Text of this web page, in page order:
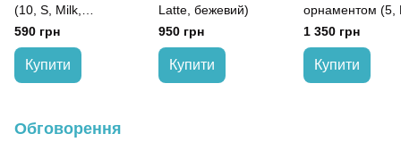
(10, S, Milk,
молочний)
590 грн
Купити
Latte, бежевий)
950 грн
Купити
орнаментом (5,
Etnic Contrast,
бежевий)
1 350 грн
Купити
Обговорення